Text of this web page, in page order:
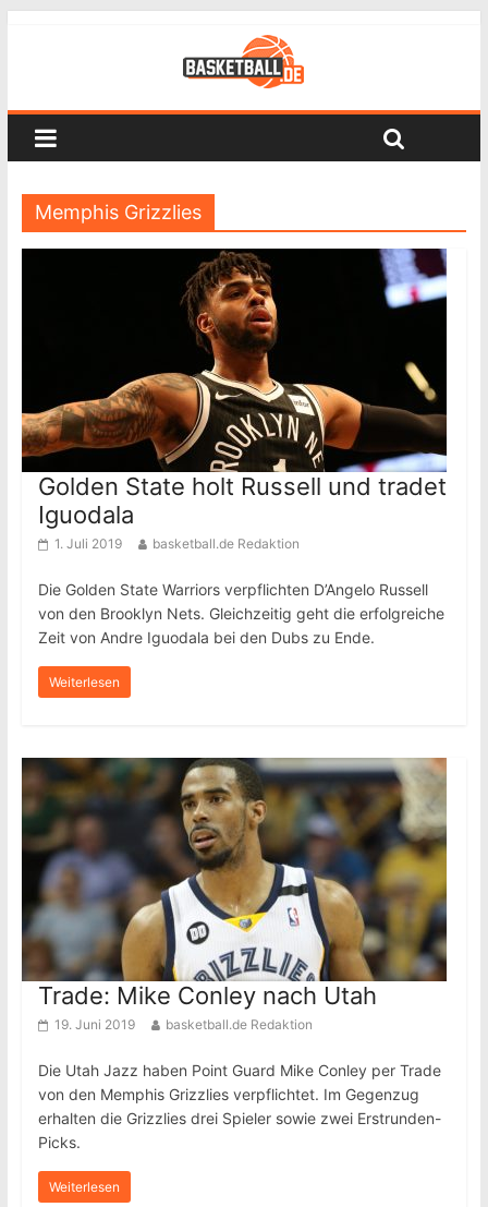
Memphis Grizzlies
Golden State holt Russell und tradet
Iguodala
1. Juli 2019 basketball.de Redaktion
Die Golden State Warriors verpflichten D’Angelo Russell
von den Brooklyn Nets. Gleichzeitig geht die erfolgreiche
Zeit von Andre Iguodala bei den Dubs zu Ende.
Weiterlesen
Trade: Mike Conley nach Utah
19. Juni 2019 basketball.de Redaktion
Die Utah Jazz haben Point Guard Mike Conley per Trade
von den Memphis Grizzlies verpflichtet. Im Gegenzug
erhalten die Grizzlies drei Spieler sowie zwei Erstrunden-
Picks.
Weiterlesen